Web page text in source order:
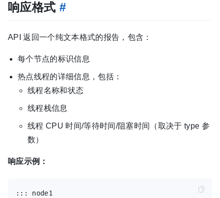
响应格式 #
API 返回一个纯文本格式的报告，包含：
每个节点的标识信息
热点线程的详细信息，包括：
线程名称和状态
线程栈信息
线程 CPU 时间/等待时间/阻塞时间（取决于 type 参
数）
响应示例：
::: node1